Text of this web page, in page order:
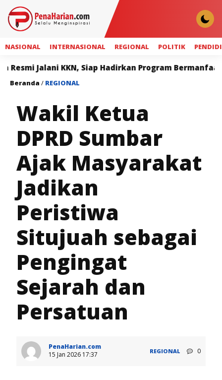
NASIONAL INTERNASIONAL REGIONAL POLITIK
KKN, Siap Hadirkan Program Bermanfaat bagi
Beranda / REGIONAL
Wakil Ketua
DPRD Sumbar
Ajak Masyarakat
Jadikan
Peristiwa
Situjuah sebagai
Pengingat
Sejarah dan
Persatuan
PenaHarian.com
15 Jan 2026 17:37
REGIONAL 0